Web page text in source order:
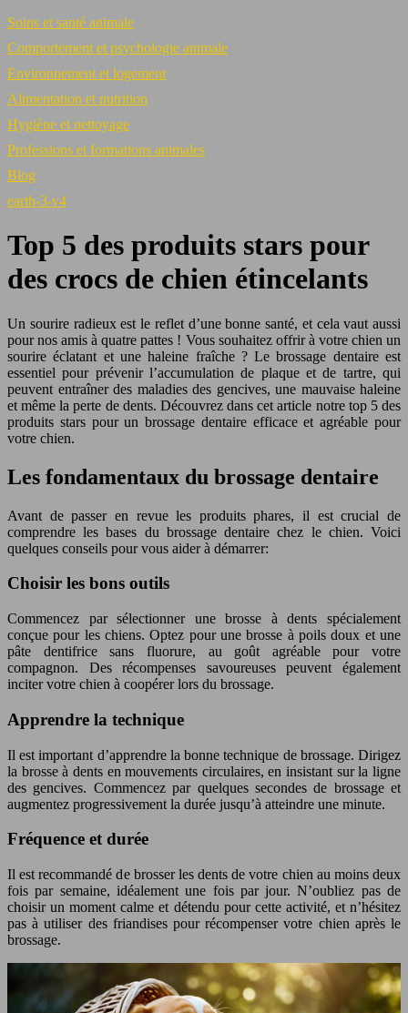
Soins et santé animale
Comportement et psychologie animale
Environnement et logement
Alimentation et nutrition
Hygiène et nettoyage
Professions et formations animales
Blog
earth-3-v4
Top 5 des produits stars pour
des crocs de chien étincelants
Un sourire radieux est le reflet d’une bonne santé, et cela vaut aussi
pour nos amis à quatre pattes ! Vous souhaitez offrir à votre chien un
sourire éclatant et une haleine fraîche ? Le brossage dentaire est
essentiel pour prévenir l’accumulation de plaque et de tartre, qui
peuvent entraîner des maladies des gencives, une mauvaise haleine
et même la perte de dents. Découvrez dans cet article notre top 5 des
produits stars pour un brossage dentaire efficace et agréable pour
votre chien.
Les fondamentaux du brossage dentaire
Avant de passer en revue les produits phares, il est crucial de
comprendre les bases du brossage dentaire chez le chien. Voici
quelques conseils pour vous aider à démarrer:
Choisir les bons outils
Commencez par sélectionner une brosse à dents spécialement
conçue pour les chiens. Optez pour une brosse à poils doux et une
pâte dentifrice sans fluorure, au goût agréable pour votre
compagnon. Des récompenses savoureuses peuvent également
inciter votre chien à coopérer lors du brossage.
Apprendre la technique
Il est important d’apprendre la bonne technique de brossage. Dirigez
la brosse à dents en mouvements circulaires, en insistant sur la ligne
des gencives. Commencez par quelques secondes de brossage et
augmentez progressivement la durée jusqu’à atteindre une minute.
Fréquence et durée
Il est recommandé de brosser les dents de votre chien au moins deux
fois par semaine, idéalement une fois par jour. N’oubliez pas de
choisir un moment calme et détendu pour cette activité, et n’hésitez
pas à utiliser des friandises pour récompenser votre chien après le
brossage.